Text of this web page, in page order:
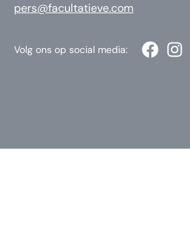
pers@facultatieve.com
Volg ons op social media: